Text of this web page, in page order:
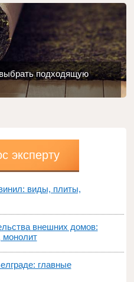
подходящую
эксперту
виды, плиты,
внешних домов:
монолит
главные